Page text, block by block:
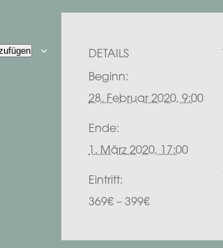
DETAILS
Beginn:
28. Februar 2020, 9:00
Ende:
1. März 2020, 17:00
Eintritt:
369€ – 399€